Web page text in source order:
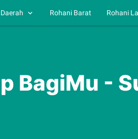
Rohani Barat Rohani
BagiMu -